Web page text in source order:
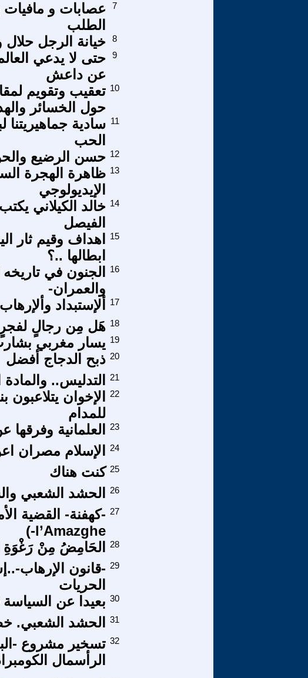
عصابات و مافيات
الطلب
7
خيانة الرجل حلال
8
حتى لا يدعي
عن داعش
9
تعقيب وتقويم
حول الخسائر
10
سادية جماهيريتنا
الحب
11
حسن الرضيع 12
ظاهرة الهجرة
الإيديولوجي
13
خالد الكيلاني
الفيصل
14
اهداف وقيم ثار
ابطالها ..؟
15
الجنون في
والعمران-
16
ألإستبداد 17
هَل مِن رجالٍ 18
يسار مغربي 19
ذبح الدجاج أفضل 20
التدليس..
21
الإخوان
للمدام
22
العلمانية وفرقها 23
الإسلام مصران 24
كنت هناك 25
الحشد الشعبي 26
l’Amazghe-)
27
الحَامِضُ مِنْ رَغْوَةِ 28
-قانون الإرهاب-
الحريات
29
بعيدا عن السياسة 30
الحشد الشعبي. 31
تسخير مشروع -
الرأسمال
32